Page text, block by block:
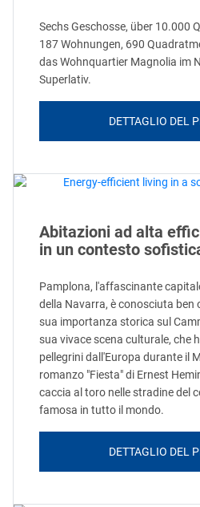
Sechs Geschosse, über 10.000
187 Wohnungen, 690
das Wohnquartier Magnolia im
Superlativ.
DETTAGLIO DEL
Abitazioni ad alta
in un contesto
Pamplona, l'affascinante
della Navarra, è conosciuta ben
sua importanza storica sul
sua vivace scena culturale, che
pellegrini dall'Europa durante il
romanzo "Fiesta" di Ernest
caccia al toro nelle stradine del
famosa in tutto il mondo.
DETTAGLIO DEL